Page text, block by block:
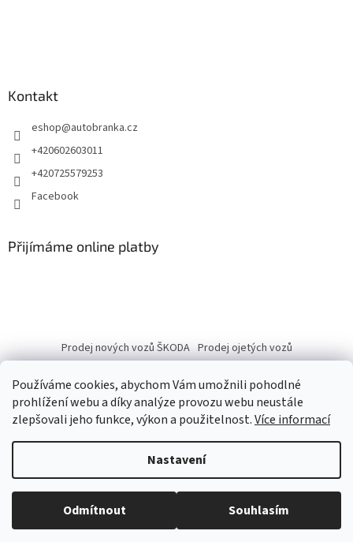
Používáme cookies, abychom Vám umožnili pohodlné
prohlížení webu a díky analýze provozu webu neustále
zlepšovali jeho funkce, výkon a použitelnost.Více informací
Nastavení
Odmítnout Souhlasím
Kontakt
eshop@autobranka.cz
+420602603011
+420725579253
Facebook
Přijímáme online platby
Prodej nových vozů ŠKODA Prodej ojetých vozů
Copyright 2026eshop.autobranka.cz. Všechna práva vyhrazena.
Upravit nastavení cookies